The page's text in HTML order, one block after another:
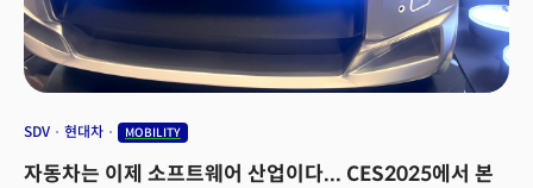
SDV 현대차 MOBILITY
자동차는 이제 소프트웨어 산업이다... CES2025에서 본